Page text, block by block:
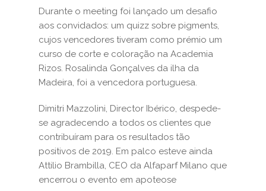
Durante o meeting foi lançado um desafio
aos convidados: um quizz sobre pigments,
cujos vencedores tiveram como prémio um
curso de corte e coloração na Academia
Rizos. Rosalinda Gonçalves da ilha da
Madeira, foi a vencedora portuguesa.
Dimitri Mazzolini, Director Ibérico, despede-
se agradecendo a todos os clientes que
contribuíram para os resultados tão
positivos de 2019. Em palco esteve ainda
Attilio Brambilla, CEO da Alfaparf Milano que
encerrou o evento em apoteose